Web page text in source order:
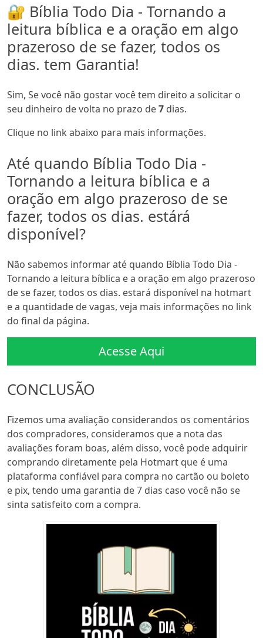
🔐 Bíblia Todo Dia - Tornando a
leitura bíblica e a oração em algo
prazeroso de se fazer, todos os
dias. tem Garantia!
Sim, Se você não gostar você tem direito a solicitar o
seu dinheiro de volta no prazo de7 dias.
Clique no link abaixo para mais informações.
Até quando Bíblia Todo Dia -
Tornando a leitura bíblica e a
oração em algo prazeroso de se
fazer, todos os dias. estárá
disponível?
Não sabemos informar até quando Bíblia Todo Dia -
Tornando a leitura bíblica e a oração em algo prazeroso
de se fazer, todos os dias. estará disponível na hotmart
e a quantidade de vagas, veja mais informações no link
do final da página.
Acesse Aqui
CONCLUSÃO
Fizemos uma avaliação considerandos os comentários
dos compradores, consideramos que a nota das
avaliações foram boas, além disso, você pode adquirir
comprando diretamente pela Hotmart que é uma
plataforma confiável para compra no cartão ou boleto
e pix, tendo uma garantia de 7 dias caso você não se
sinta satisfeito com a compra.